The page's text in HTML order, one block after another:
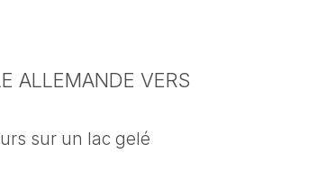
ALLEMANDE VERS
sur un lac gelé